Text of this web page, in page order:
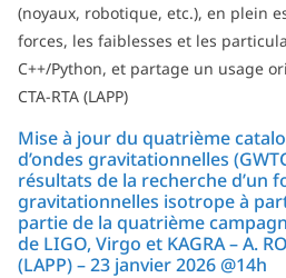
(noyaux, robotique, etc.), en plein
forces, les faiblesses et les
C++/Python, et partage un usage
CTA-RTA (LAPP)
Mise à jour du quatrième
d’ondes gravitationnelles
résultats de la recherche d’un
gravitationnelles isotrope à
partie de la quatrième
de LIGO, Virgo et KAGRA – A.
(LAPP) – 23 janvier 2026 @14h